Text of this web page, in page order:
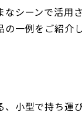
シーンで活用さ
一例をご紹介し
小型で持ち運